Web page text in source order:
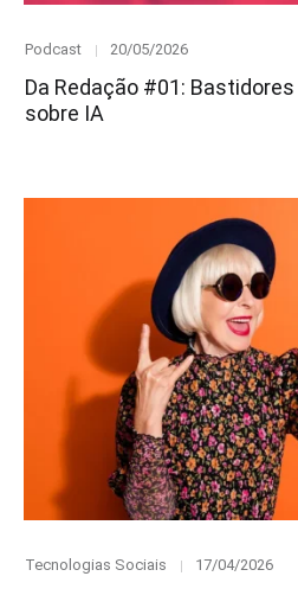
Category
Podcast
Posted
20/05/2026
Da Redação #01:
sobre IA
Category
Tecnologias Sociais
Posted
17/04/2026